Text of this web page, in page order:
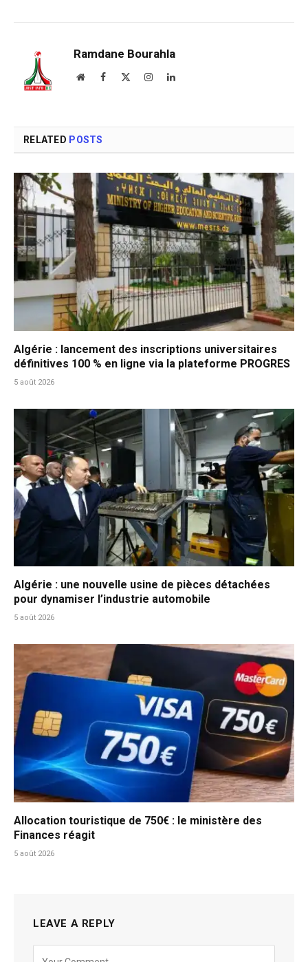
Ramdane Bourahla
WebsiteFacebook InstagramLinkedIn
RELATED POSTS
Algérie : lancement des inscriptions universitaires
définitives 100 % en ligne via la plateforme PROGRES
5 août 2026
Algérie : une nouvelle usine de pièces détachées
pour dynamiser l’industrie automobile
5 août 2026
Allocation touristique de 750€ : le ministère des
Finances réagit
5 août 2026
LEAVE A REPLY